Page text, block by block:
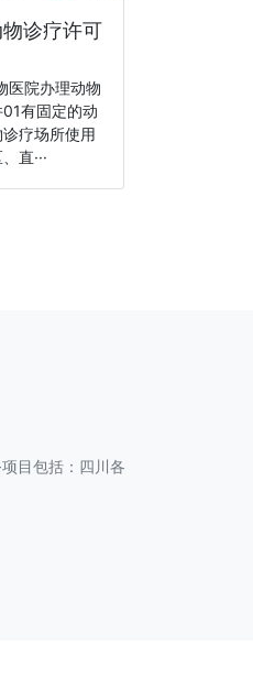
诊疗许可
医院办理动物
有固定的动
疗场所使用
直···
目包括：四川各